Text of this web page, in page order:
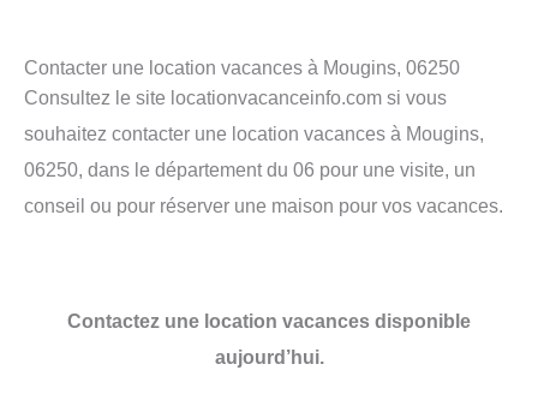
Contacter une location vacances à Mougins, 06250
Consultez le site locationvacanceinfo.com si vous
souhaitez contacter une location vacances à Mougins,
06250, dans le département du 06 pour une visite, un
conseil ou pour réserver une maison pour vos vacances.
Contactez une location vacances disponible
aujourd’hui.